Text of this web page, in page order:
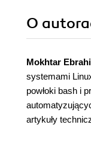
O
Mokhtar
systemami
powłoki bash i
artykuły